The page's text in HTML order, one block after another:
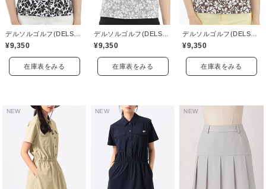
¥9,350
在庫表をみる
¥9,350
在庫表をみる
¥9,350
在庫表をみる
NEW NEW NEW